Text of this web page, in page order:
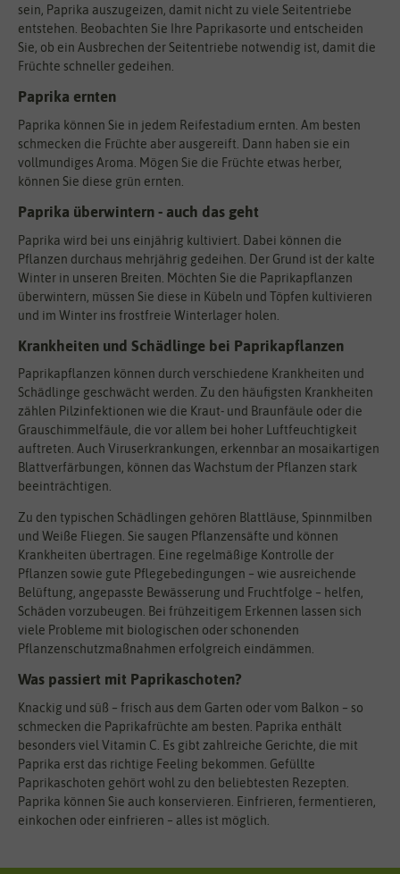
sein, Paprika auszugeizen, damit nicht zu viele Seitentriebe
entstehen. Beobachten Sie Ihre Paprikasorte und entscheiden
Sie, ob ein Ausbrechen der Seitentriebe notwendig ist, damit die
Früchte schneller gedeihen.
Paprika ernten
Paprika können Sie in jedem Reifestadium ernten. Am besten
schmecken die Früchte aber ausgereift. Dann haben sie ein
vollmundiges Aroma. Mögen Sie die Früchte etwas herber,
können Sie diese grün ernten.
Paprika überwintern - auch das geht
Paprika wird bei uns einjährig kultiviert. Dabei können die
Pflanzen durchaus mehrjährig gedeihen. Der Grund ist der kalte
Winter in unseren Breiten. Möchten Sie die Paprikapflanzen
überwintern, müssen Sie diese in Kübeln und Töpfen kultivieren
und im Winter ins frostfreie Winterlager holen.
Krankheiten und Schädlinge bei Paprikapflanzen
Paprikapflanzen können durch verschiedene Krankheiten und
Schädlinge geschwächt werden. Zu den häufigsten Krankheiten
zählen Pilzinfektionen wie die Kraut- und Braunfäule oder die
Grauschimmelfäule, die vor allem bei hoher Luftfeuchtigkeit
auftreten. Auch Viruserkrankungen, erkennbar an mosaikartigen
Blattverfärbungen, können das Wachstum der Pflanzen stark
beeinträchtigen.
Zu den typischen Schädlingen gehören Blattläuse, Spinnmilben
und Weiße Fliegen. Sie saugen Pflanzensäfte und können
Krankheiten übertragen. Eine regelmäßige Kontrolle der
Pflanzen sowie gute Pflegebedingungen – wie ausreichende
Belüftung, angepasste Bewässerung und Fruchtfolge – helfen,
Schäden vorzubeugen. Bei frühzeitigem Erkennen lassen sich
viele Probleme mit biologischen oder schonenden
Pflanzenschutzmaßnahmen erfolgreich eindämmen.
Was passiert mit Paprikaschoten?
Knackig und süß – frisch aus dem Garten oder vom Balkon – so
schmecken die Paprikafrüchte am besten. Paprika enthält
besonders viel Vitamin C. Es gibt zahlreiche Gerichte, die mit
Paprika erst das richtige Feeling bekommen. Gefüllte
Paprikaschoten gehört wohl zu den beliebtesten Rezepten.
Paprika können Sie auch konservieren. Einfrieren, fermentieren,
einkochen oder einfrieren – alles ist möglich.